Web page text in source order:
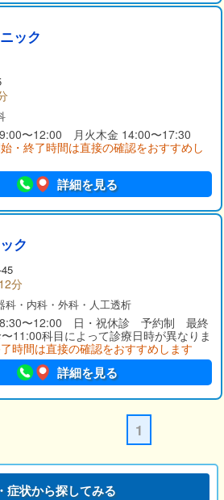
ック
〜12:00 月火木金 14:00〜17:30
・終了時間は直接の確認をおすすめし
詳細を見る
ク
分
科・内科・外科・人工透析
〜12:00 日・祝休診 予約制 最終
11:00科目によって診療日時が異なりま
時間は直接の確認をおすすめします
詳細を見る
1
症状から探してみる